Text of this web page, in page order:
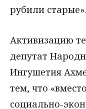
рубили старые».
Активизацию
депутат
Ингушетия
тем, что
социально-